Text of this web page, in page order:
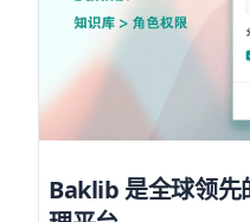
Baklib 是全球领先